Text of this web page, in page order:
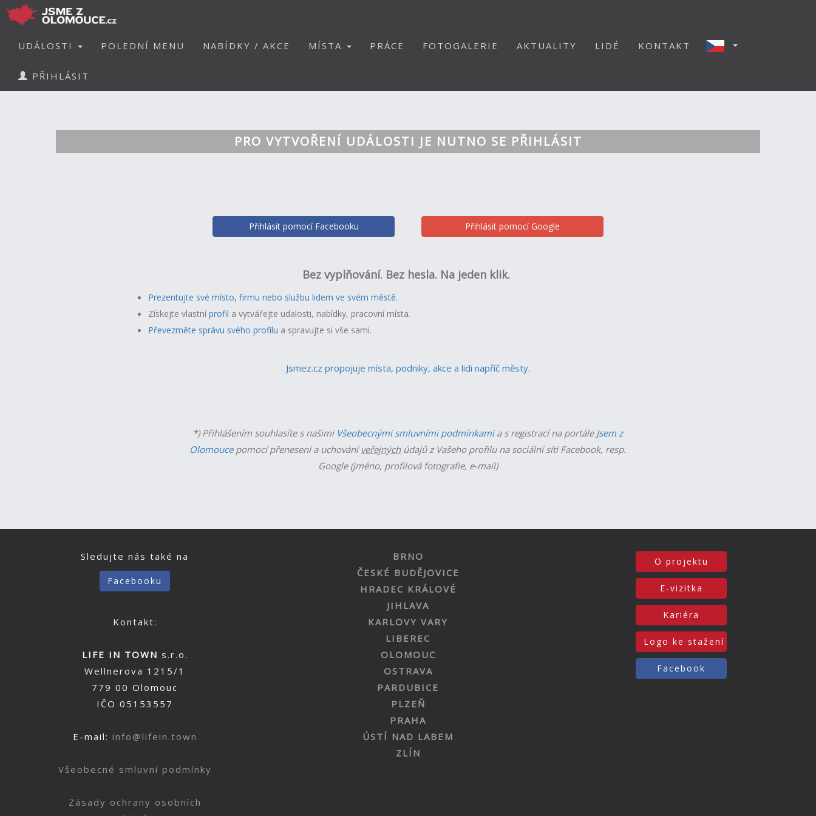
UDÁLOSTI POLEDNÍ MENU NABÍDKY / AKCE MÍSTA PRÁCE FOTOGALERIE AKTUALITY LIDÉ KONTAKT
PŘIHLÁSIT
PRO VYTVOŘENÍ UDÁLOSTI JE NUTNO SE PŘIHLÁSIT
Přihlásit pomocí Facebooku Přihlásit pomocí Google
Bez vyplňování. Bez hesla. Na jeden klik.
Prezentujte své místo, firmu nebo službu lidem ve svém městě.
Získejte vlastní profil a vytvářejte udalosti, nabídky, pracovní místa.
Převezměte správu svého profilu a spravujte si vše sami.
Jsmez.cz propojuje místa, podniky, akce a lidi napříč městy.
*) Přihlášením souhlasíte s našimi Všeobecnými smluvními podmínkamia s registrací na portále Jsem z
Olomoucepomocí přenesení a uchováníveřejnýchúdajů z Vašeho profilu na sociální síti Facebook, resp.
Google (jméno, profilová fotografie, e-mail)
Sledujte nás také na
Facebooku
Kontakt:
LIFE IN TOWN s.r.o.
Wellnerova 1215/1
779 00 Olomouc
IČO 05153557
E-mail: info@lifein.town
Všeobecné smluvní podmínky
Zásady ochrany osobních
BRNO
ČESKÉ BUDĚJOVICE
HRADEC KRÁLOVÉ
JIHLAVA
KARLOVY VARY
LIBEREC
OLOMOUC
OSTRAVA
PARDUBICE
PLZEŇ
PRAHA
ÚSTÍ NAD LABEM
ZLÍN
O projektu
E-vizitka
Kariéra
Logo ke stažení
Facebook